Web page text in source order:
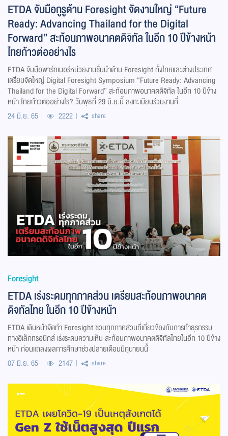
ETDA จับมือกูรูด้าน Foresight จัดงานใหญ่ “Future
Ready: Advancing Thailand for the Digital
Forward” สะท้อนภาพอนาคตดิจิทัล ในอีก 10 ปีข้างหน้า
ไทยก้าวต่ออย่างไร
ETDA จับมือพาร์ทเนอร์หน่วยงานชั้นนำด้าน Foresight ทั้งไทยและต่างประเทศ
เตรียมจัดใหญ่ Digital Foresight Symposium “Future Ready: Advancing
Thailand for the Digital Forward” สะท้อนภาพอนาคตดิจิทัล ในอีก 10 ปีข้าง
หน้า ไทยก้าวต่ออย่างไร? วันพุธที่ 29 มิ.ย.นี้ ลงทะเบียนร่วมงานที่
24 มิ.ย. 65
2222 share
Foresight
ETDA เร่งระดมทุกภาคส่วน เตรียมสะท้อนภาพอนาคต
ดิจิทัลไทย ในอีก 10 ปีข้างหน้า
ETDA เดินหน้าจัดทำ Foresight ชวนทุกภาคส่วนที่เกี่ยวข้องกับการทำธุรกรรม
ทางอิเล็กทรอนิกส์ เร่งระดมความเห็น สะท้อนภาพอนาคตดิจิทัลไทยในอีก 10 ปีข้าง
หน้า ก่อนแถลงผลการศึกษาช่วงปลายเดือนมิถุนายนนี้
07 มิ.ย. 65
2147 share